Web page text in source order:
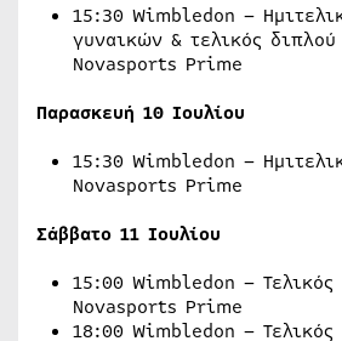
15:30 Wimbledon –
γυναικών & τελικός διπλού
Novasports Prime
Παρασκευή 10 Ιουλίου
15:30 Wimbledon –
Novasports Prime
Σάββατο 11 Ιουλίου
15:00 Wimbledon –
Novasports Prime
18:00 Wimbledon –